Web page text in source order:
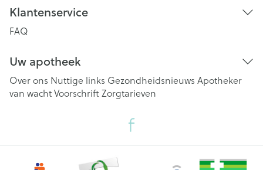
Klantenservice
FAQ
Uw apotheek
Over ons Nuttige links Gezondheidsnieuws Apotheker
van wachtVoorschriftZorgtarieven